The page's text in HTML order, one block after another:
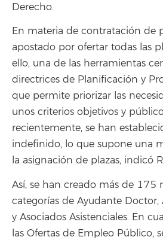
Derecho.
En materia de contratación de
apostado por ofertar todas las
ello, una de las herramientas
directrices de Planificación y
que permite priorizar las
unos criterios objetivos y
recientemente, se han
indefinido, lo que supone una
la asignación de plazas, indicó
Así, se han creado más de 175
categorías de Ayudante Doctor,
y Asociados Asistenciales. En
las Ofertas de Empleo Público,